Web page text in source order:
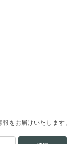
をお届けいたします。